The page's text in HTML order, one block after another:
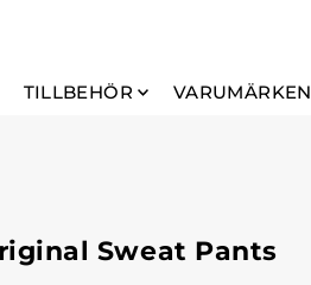
TILLBEHÖR VARUMÄRKEN
Sweat Pants